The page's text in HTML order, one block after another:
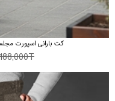
کت بارانی اسپورت